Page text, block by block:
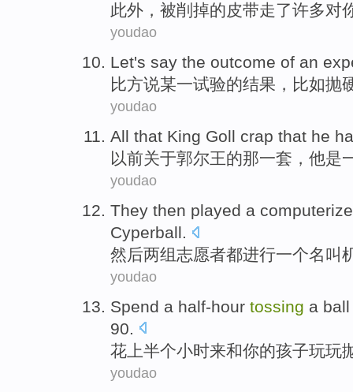
此外 ， 被削掉的皮带走了许多对
youdao
Let's say the outcome of an
比方说某一试验的结果 ， 比如抛
youdao
All that King Goll crap that he
以前关于郭尔王的那一套， 他是
youdao
They then played a
Cyperball.
然后两组志愿者都进行一个名叫
youdao
Spend a half-hour tossing a ball
90.
花上半个小时来和你的孩子玩玩
youdao